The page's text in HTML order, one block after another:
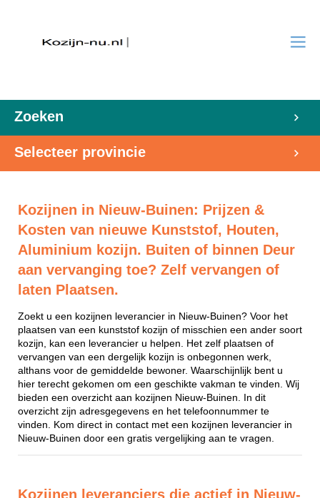
Zoeken
Selecteer provincie
Kozijnen in Nieuw-Buinen: Prijzen &
Kosten van nieuwe Kunststof, Houten,
Aluminium kozijn. Buiten of binnen Deur
aan vervanging toe? Zelf vervangen of
laten Plaatsen.
Zoekt u een kozijnen leverancier in Nieuw-Buinen? Voor het
plaatsen van een kunststof kozijn of misschien een ander soort
kozijn, kan een leverancier u helpen. Het zelf plaatsen of
vervangen van een dergelijk kozijn is onbegonnen werk,
althans voor de gemiddelde bewoner. Waarschijnlijk bent u
hier terecht gekomen om een geschikte vakman te vinden. Wij
bieden een overzicht aan kozijnen Nieuw-Buinen. In dit
overzicht zijn adresgegevens en het telefoonnummer te
vinden. Kom direct in contact met een kozijnen leverancier in
Nieuw-Buinen door een gratis vergelijking aan te vragen.
Kozijnen leveranciers die actief in Nieuw-